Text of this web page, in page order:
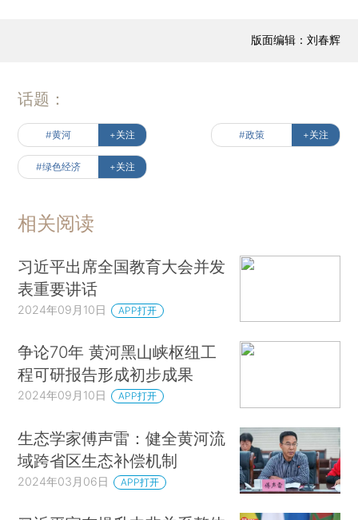
版面编辑：刘春辉
话题：
#黄河 +关注 #政策 +关注
#绿色经济 +关注
相关阅读
习近平出席全国教育大会并发
表重要讲话
2024年09月10日 APP打开
争论70年 黄河黑山峡枢纽工
程可研报告形成初步成果
2024年09月10日 APP打开
生态学家傅声雷：健全黄河流
域跨省区生态补偿机制
2024年03月06日 APP打开